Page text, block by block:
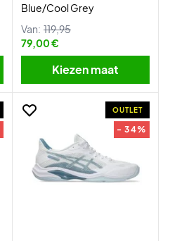
Blue/Cool Grey
Van: 119,95
79,00 €
Kiezen maat
OUTLET
- 34%